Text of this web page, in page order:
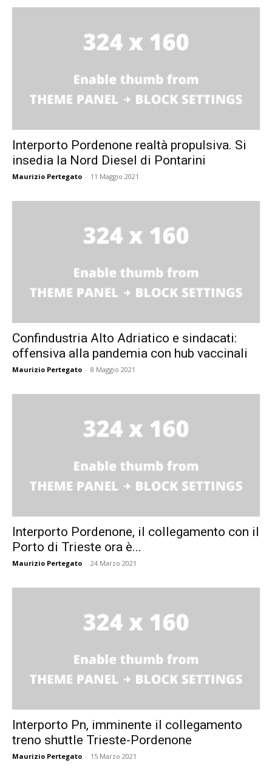
Interporto Pordenone realtà propulsiva. Si
insedia la Nord Diesel di Pontarini
Maurizio Pertegato - 11 Maggio 2021
Confindustria Alto Adriatico e sindacati:
offensiva alla pandemia con hub vaccinali
Maurizio Pertegato - 8 Maggio 2021
Interporto Pordenone, il collegamento con il
Porto di Trieste ora è...
Maurizio Pertegato - 24 Marzo 2021
Interporto Pn, imminente il collegamento
treno shuttle Trieste-Pordenone
Maurizio Pertegato - 15 Marzo 2021